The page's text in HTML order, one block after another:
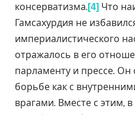
консерватизма.[4] Что
Гамсахурдия не
империалистического
отражалось в его
парламенту и прессе.
борьбе как с
врагами. Вместе с этим, в